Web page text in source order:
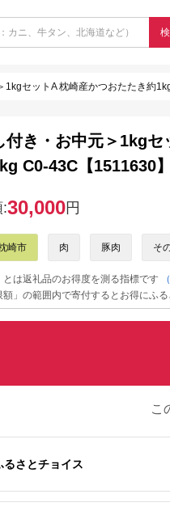
1kgセットA 枕崎産かつおたたき約
付き・お中元＞1kg
C0-43C【1511630】
30,000円
崎市 肉 豚肉 そ
は返礼品のお得度を測る指標です
」の範囲内で寄付するとお得にふ
こ
るさとチョイス